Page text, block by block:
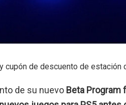
cupón de descuento de estación
de su nuevo Beta Program